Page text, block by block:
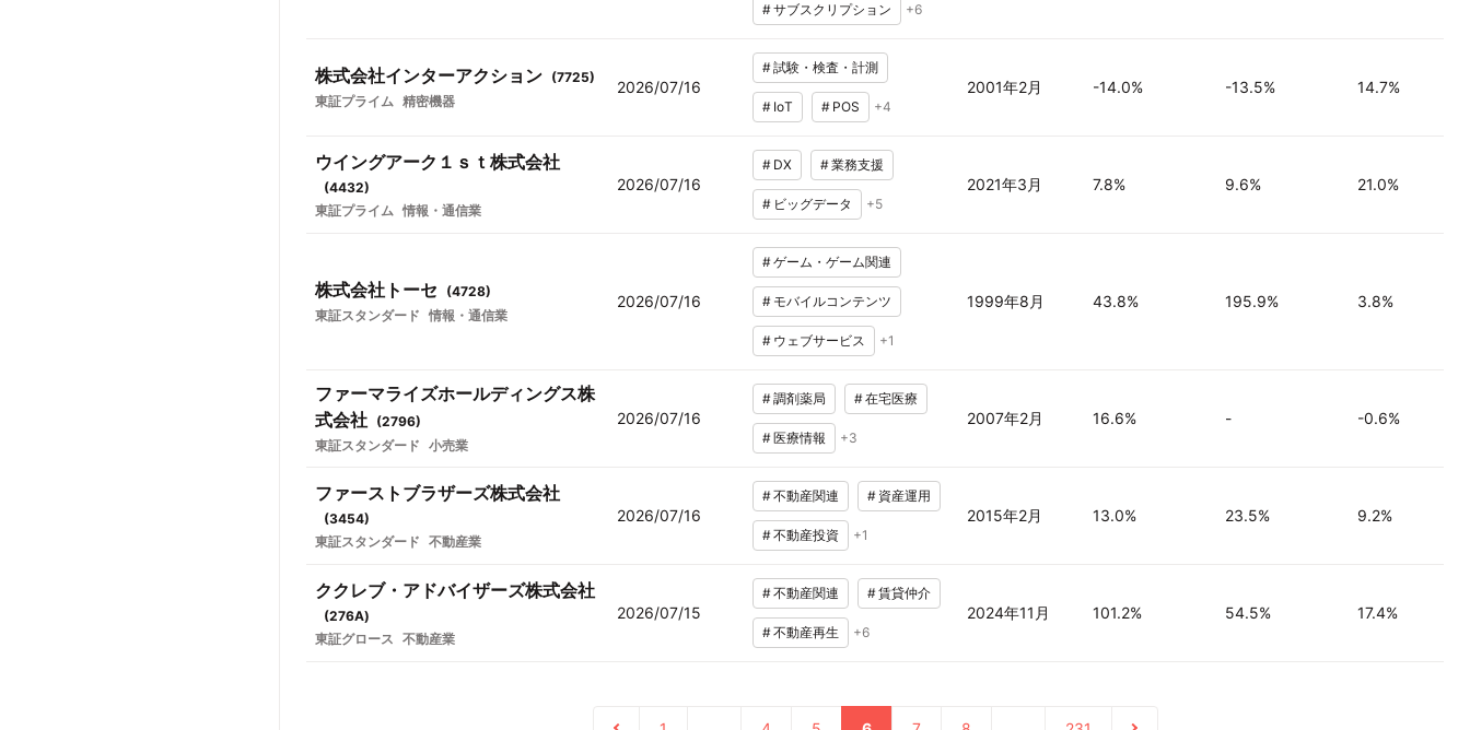
#サブスクリプション +6
株式会社インターアクション (7725)
東証プライム 精密機器
2026/07/16
#試験・検査・計測
# IoT # POS +4
2001年2月 -14.0% -13.5% 14.7%
ウイングアーク１ｓｔ株式会社
(4432)
東証プライム 情報・通信業
2026/07/16
# DX #業務支援
# ビッグデータ +5
2021年3月 7.8% 9.6% 21.0%
株式会社トーセ (4728)
東証スタンダード 情報・通信業
2026/07/16
#ゲーム・ゲーム関連
# モバイルコンテンツ
# ウェブサービス +1
1999年8月 43.8% 195.9% 3.8%
ファーマライズホールディングス株
式会社 (2796)
東証スタンダード 小売業
2026/07/16
#調剤薬局 #在宅医療
#医療情報 +3
2007年2月 16.6% - -0.6%
ファーストブラザーズ株式会社
(3454)
東証スタンダード 不動産業
2026/07/16
#不動産関連 # 資産運用
#不動産投資 +1
2015年2月 13.0% 23.5% 9.2%
ククレブ・アドバイザーズ株式会社
(276A)
東証グロース 不動産業
2026/07/15
#不動産関連 #賃貸仲介
#不動産再生 +6
2024年11月 101.2% 54.5% 17.4%